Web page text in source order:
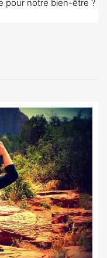
pour notre bien-être ?